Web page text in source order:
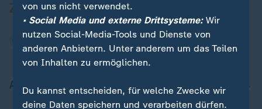
Aktuell bei ZDFheute
von uns nicht verwendet.
• Social Media und externe Drittsysteme:Wir
nutzen Social-Media-Tools und Dienste von
anderen Anbietern. Unter anderem um das Teilen
von Inhalten zu ermöglichen.
Du kannst entscheiden, für welche Zwecke wir
deine Daten speichern und verarbeiten dürfen.